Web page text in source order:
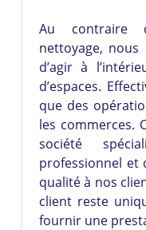
Au contraire
nettoyage,
d’agir à
d’espaces.
que des
les commerces.
société
professionnel et
qualité à nos
client reste
fournir une